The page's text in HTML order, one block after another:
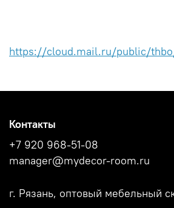
https://cloud.mail.ru/public/
Контакты
+7 920 968-51-08
manager@mydecor-room.ru
г. Рязань, оптовый мебельный